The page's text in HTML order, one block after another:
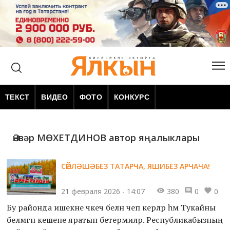
ТЕКСТ ВИДЕО ФОТО КОНКУРС
Әнвәр МӨХЕТДИНОВ автор яңалыклары
СӨЙЛӘШӘБЕЗ ТАТАРЧА, ЯШИБЕЗ АРЧАЧА!
21 февраля 2026 - 14:07 380 0 0
Бу районда ишекне әчкеч белән әчеп керәләр һәм Тукайны
белмәгән кешене яратып бетермиләр. Республикабызның